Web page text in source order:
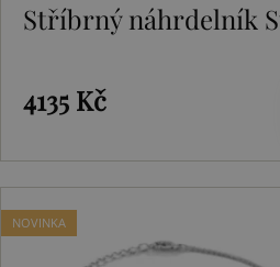
Stříbrný náhrdelník
4135 Kč
NOVINKA